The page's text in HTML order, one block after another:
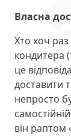
Власна
Хто хоч
кондитера
це
доставити
непросто
він раптом